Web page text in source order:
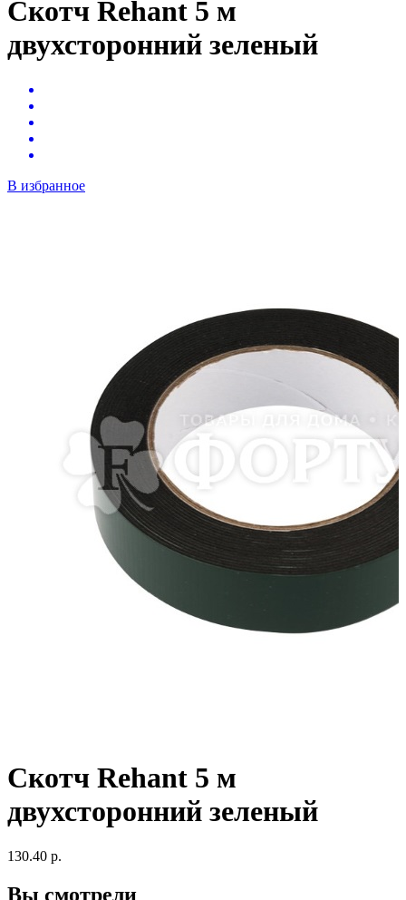
Скотч Rehant 5 м
двухсторонний зеленый
В избранное
Скотч Rehant 5 м
двухсторонний зеленый
130.40 р.
Вы смотрели